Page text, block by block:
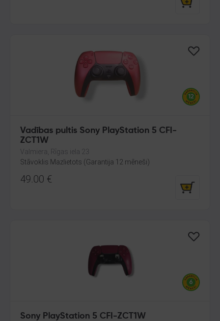
Vadības pultis Sony PlayStation 5 CFI-
ZCT1W
Valmiera, Rīgas iela 23
Stāvoklis Mazlietots (Garantija 12 mēneši)
49.00 €
Sony PlayStation 5 CFI-ZCT1W